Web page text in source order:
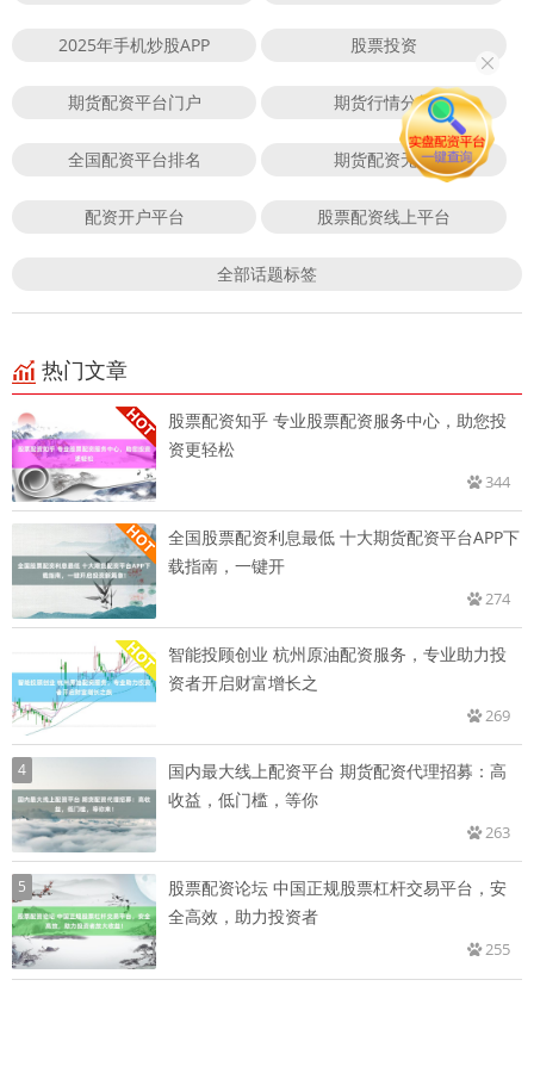
2025年手机炒股APP 股票投资
期货配资平台门户 期货行情分析
全国配资平台排名 期货配资无息
配资开户平台 股票配资线上平台
全部话题标签
热门文章
股票配资知乎 专业股票配资服务中心，助您投
资更轻松
344
全国股票配资利息最低 十大期货配资平台APP下
载指南，一键开
274
智能投顾创业 杭州原油配资服务，专业助力投
资者开启财富增长之
269
4
国内最大线上配资平台 期货配资代理招募：高
收益，低门槛，等你
263
5
股票配资论坛 中国正规股票杠杆交易平台，安
全高效，助力投资者
255